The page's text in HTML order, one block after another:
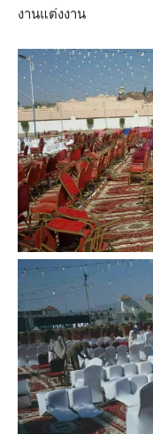
งานแต่งงาน